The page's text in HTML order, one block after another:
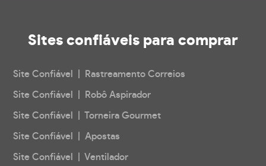
Sites confiáveis para comprar
Site Confiável | Rastreamento Correios
Site Confiável | Robô Aspirador
Site Confiável | Torneira Gourmet
Site Confiável | Apostas
Site Confiável | Ventilador